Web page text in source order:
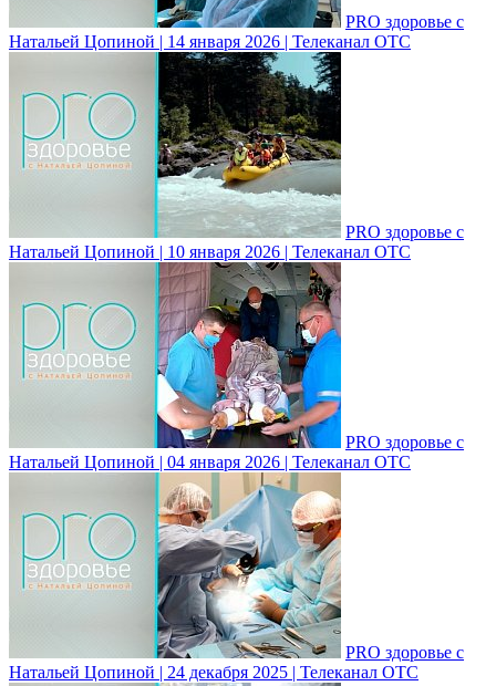
PRO здоровье с
Натальей Цопиной | 14 января 2026 | Телеканал ОТС
PRO здоровье с
Натальей Цопиной | 10 января 2026 | Телеканал ОТС
PRO здоровье с
Натальей Цопиной | 04 января 2026 | Телеканал ОТС
PRO здоровье с
Натальей Цопиной | 24 декабря 2025 | Телеканал ОТС